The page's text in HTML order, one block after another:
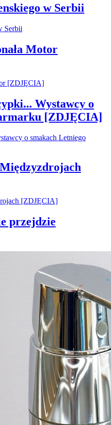
w Serbii
Motor
Wystawcy o
[ZDJĘCIA]
przejdzie